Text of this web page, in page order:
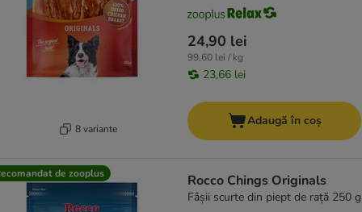
8 variante
24,90 lei
99,60 lei / kg
23,66 lei
Adaugă în coș
de zooplus Rocco Chings Originals
Fâșii scurte din piept de rață 250 g